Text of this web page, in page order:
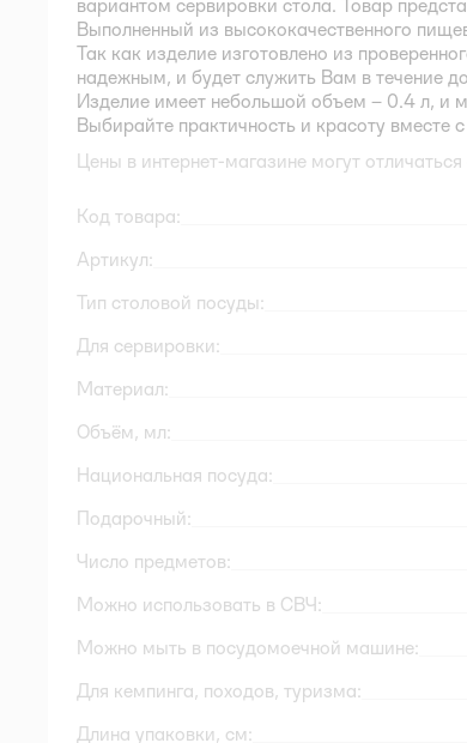
вариантом сервировки стола. Товар
Выполненный из высококачественного
Так как изделие изготовлено из
надежным, и будет служить Вам в течение
Изделие имеет небольшой объем – 0.4 л, и
Выбирайте практичность и красоту вместе
Цены в интернет-магазине могут
Код товара:
Артикул:
Тип столовой посуды:
Для сервировки:
Материал:
Объём, мл:
Национальная посуда:
Подарочный:
Число предметов:
Можно использовать в СВЧ:
Можно мыть в посудомоечной машине:
Для кемпинга, походов, туризма:
Длина упаковки, см: